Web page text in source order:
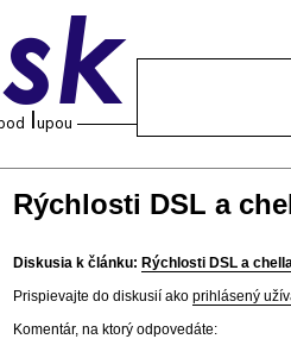
Rýchlosti DSL a
Diskusia k článku: Rýchlosti DSL a
Prispievajte do diskusií ako prihlásený
Komentár, na ktorý odpovedáte: